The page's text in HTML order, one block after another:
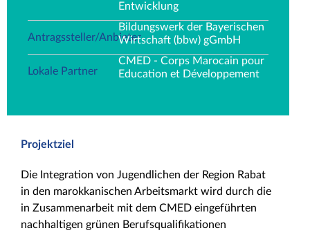
Entwicklung
Antragssteller/Anbieter
Bildungswerk der Bayerischen
Wirtschaft (bbw) gGmbH
Lokale Partner
CMED - Corps Marocain pour
Education et Développement
Projektziel
Die Integration von Jugendlichen der Region Rabat
in den marokkanischen Arbeitsmarkt wird durch die
in Zusammenarbeit mit dem CMED eingeführten
nachhaltigen grünen Berufsqualifikationen